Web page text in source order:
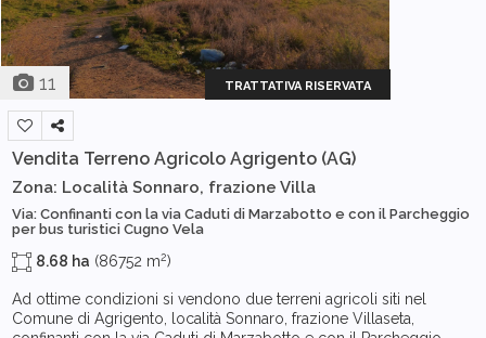
11 TRATTATIVA RISERVATA
Vendita Terreno Agricolo Agrigento (AG)
Zona: Località Sonnaro, frazione Villa
Via: Confinanti con la via Caduti di Marzabotto e con il Parcheggio
per bus turistici Cugno Vela
8.68 ha (86752 m2)
Ad ottime condizioni si vendono due terreni agricoli siti nel
Comune di Agrigento, località Sonnaro, frazione Villaseta,